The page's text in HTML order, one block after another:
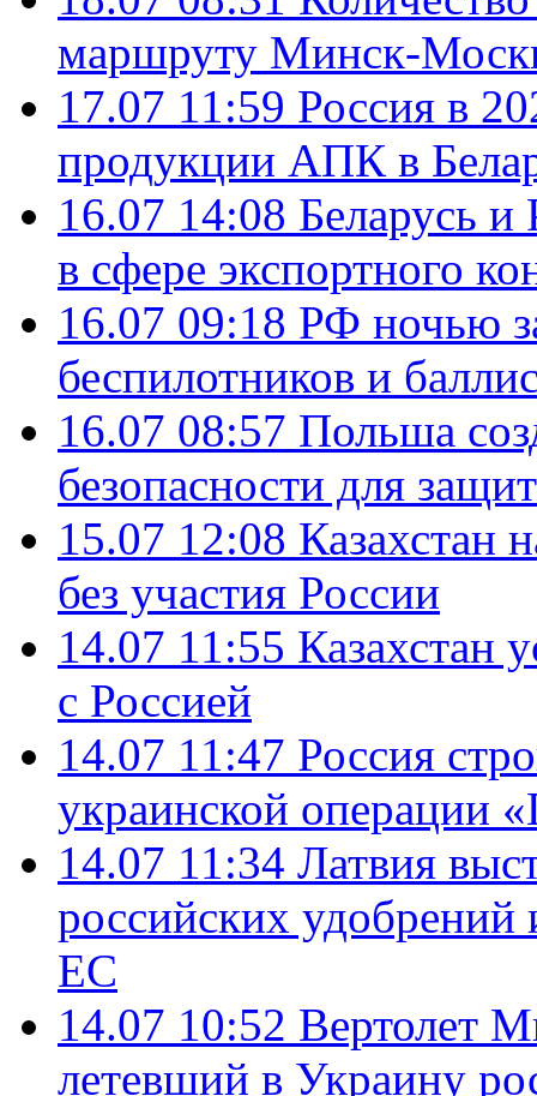
маршруту Минск-
17.07 11:59 Россия в
продукции АПК в
16.07 14:08 Беларусь и
в сфере экспортного
16.07 09:18 РФ ночью
беспилотников и
16.07 08:57 Польша
безопасности для
15.07 12:08 Казахстан
без участия России
14.07 11:55 Казахстан
с Россией
14.07 11:47 Россия
украинской операции
14.07 11:34 Латвия
российских
ЕС
14.07 10:52 Вертолет
летевший в Украину